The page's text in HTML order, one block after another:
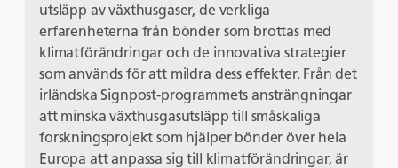
utsläpp av växthusgaser, de verkliga
erfarenheterna från bönder som brottas med
klimatförändringar och de innovativa strategier
som används för att mildra dess effekter. Från det
irländska Signpost-programmets ansträngningar
att minska växthusgasutsläpp till småskaliga
forskningsprojekt som hjälper bönder över hela
Europa att anpassa sig till klimatförändringar, är